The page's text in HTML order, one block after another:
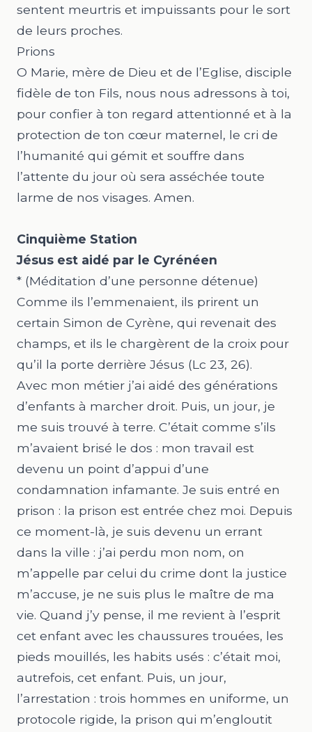
sentent meurtris et impuissants pour le sort
de leurs proches.
Prions
O Marie, mère de Dieu et de l’Eglise, disciple
fidèle de ton Fils, nous nous adressons à toi,
pour confier à ton regard attentionné et à la
protection de ton cœur maternel, le cri de
l’humanité qui gémit et souffre dans
l’attente du jour où sera asséchée toute
larme de nos visages. Amen.
Cinquième Station
Jésus est aidé par le Cyrénéen
* (Méditation d’une personne détenue)
Comme ils l’emmenaient, ils prirent un
certain Simon de Cyrène, qui revenait des
champs, et ils le chargèrent de la croix pour
qu’il la porte derrière Jésus (Lc 23, 26).
Avec mon métier j’ai aidé des générations
d’enfants à marcher droit. Puis, un jour, je
me suis trouvé à terre. C’était comme s’ils
m’avaient brisé le dos : mon travail est
devenu un point d’appui d’une
condamnation infamante. Je suis entré en
prison : la prison est entrée chez moi. Depuis
ce moment-là, je suis devenu un errant
dans la ville : j’ai perdu mon nom, on
m’appelle par celui du crime dont la justice
m’accuse, je ne suis plus le maître de ma
vie. Quand j’y pense, il me revient à l’esprit
cet enfant avec les chaussures trouées, les
pieds mouillés, les habits usés : c’était moi,
autrefois, cet enfant. Puis, un jour,
l’arrestation : trois hommes en uniforme, un
protocole rigide, la prison qui m’engloutit